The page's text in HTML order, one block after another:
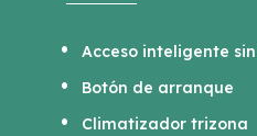
Acceso inteligente
Botón de arranque
Climatizador trizona